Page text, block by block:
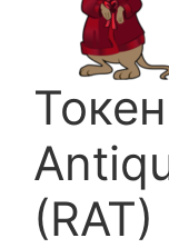
(RAT)